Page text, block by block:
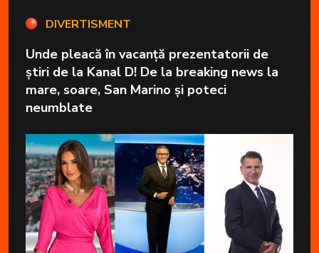
DIVERTISMENT
Unde pleacă în vacanță prezentatorii de
știri de la Kanal D! De la breaking news la
mare, soare, San Marino și poteci
neumblate